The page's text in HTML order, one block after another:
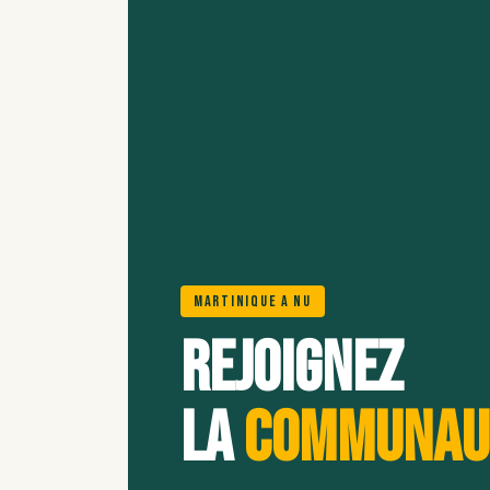
Martinique A Nu
Rejoignez
la